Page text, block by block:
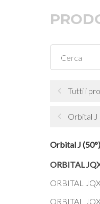
Tutti i
Orbital J
Orbital J (50°)
ORBITAL
ORBITAL
ORBITAL